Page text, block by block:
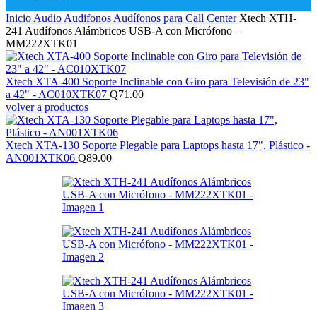
Inicio Audio Audifonos Audífonos para Call Center Xtech XTH-
241 Audífonos Alámbricos USB-A con Micrófono –
MM222XTK01
Xtech XTA-400 Soporte Inclinable con Giro para Televisión de 23"
a 42" - AC010XTK07 Q71.00
volver a productos
Xtech XTA-130 Soporte Plegable para Laptops hasta 17", Plástico -
AN001XTK06 Q89.00